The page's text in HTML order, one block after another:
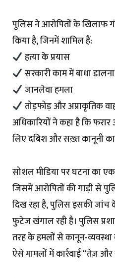
पुलिस ने आरोपितों के खिलाफ
किया है, जिनमें शामिल हैं:
हत्या के प्रयास
सरकारी काम में बाधा डालना
जानलेवा हमला
तोड़फोड़ और अप्राकृतिक
अधिकारियों ने कहा है कि फरार
लिए दबिश और सख़्त कानूनी
सोशल मीडिया पर घटना का
जिसमें आरोपितों की गाड़ी से
दिख रहा है, पुलिस इसकी
फुटेज खंगाल रही है। पुलिस
तरह के हमलों से कानून-व्यवस्था
ऐसे मामलों में कार्रवाई “तेज़ और